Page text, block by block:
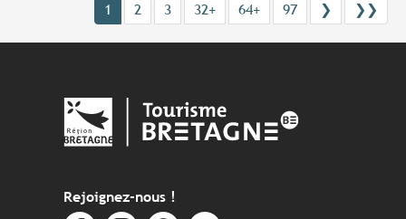
1 2 3 32+ 64+ 97 ❯ ❯❯
Rejoignez-nous !